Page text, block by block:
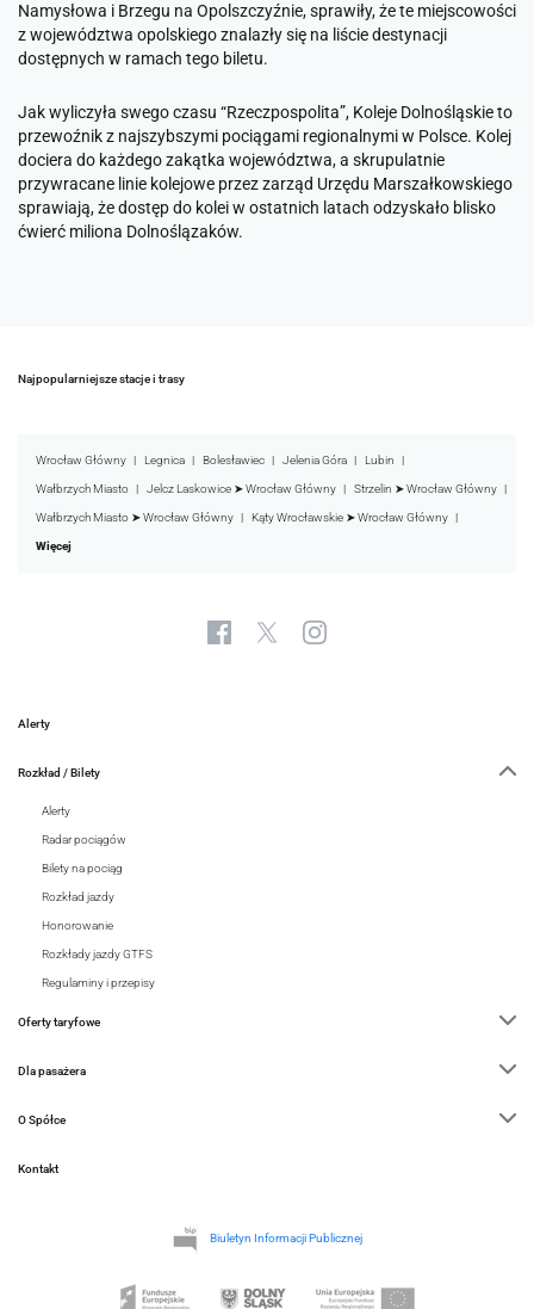
Namysłowa i Brzegu na Opolszczyźnie, sprawiły, że te miejscowości
z województwa opolskiego znalazły się na liście destynacji
dostępnych w ramach tego biletu.
Jak wyliczyła swego czasu “Rzeczpospolita”, Koleje Dolnośląskie to
przewoźnik z najszybszymi pociągami regionalnymi w Polsce. Kolej
dociera do każdego zakątka województwa, a skrupulatnie
przywracane linie kolejowe przez zarząd Urzędu Marszałkowskiego
sprawiają, że dostęp do kolei w ostatnich latach odzyskało blisko
ćwierć miliona Dolnoślązaków.
Najpopularniejsze stacje i trasy
Wrocław Główny Legnica Bolesławiec Jelenia Góra Lubin
Wałbrzych Miasto Jelcz Laskowice ➤ Wrocław Główny Strzelin ➤ Wrocław Główny
Wałbrzych Miasto ➤ Wrocław Główny Kąty Wrocławskie ➤ Wrocław Główny
Więcej
Alerty
Rozkład / Bilety
Alerty
Radar pociągów
Bilety na pociąg
Rozkład jazdy
Honorowanie
Rozkłady jazdy GTFS
Regulaminy i przepisy
Oferty taryfowe
Dla pasażera
O Spółce
Kontakt
Biuletyn Informacji Publicznej